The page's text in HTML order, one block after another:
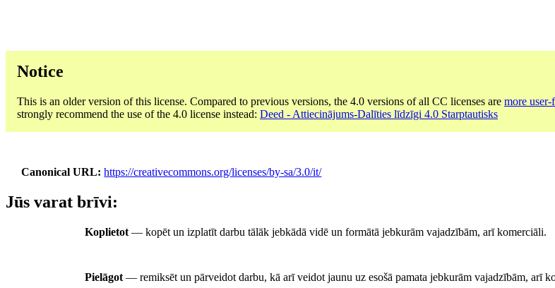
Notice
This is an older version of this license. Compared to previous versions, the 4.0 versions of all CC licenses are more
strongly recommend the use of the 4.0 license instead: Deed - Attiecinājums-Dalīties līdzīgi 4.0 Starptautisks
Canonical URL https://creativecommons.org/licenses/by-sa/3.0/it/
Jūs varat brīvi:
Koplietot — kopēt un izplatīt darbu tālāk jebkādā vidē un formātā jebkurām vajadzībām, arī komerciāli.
Pielāgot — remiksēt un pārveidot darbu, kā arī veidot jaunu uz esošā pamata jebkurām vajadzībām, arī